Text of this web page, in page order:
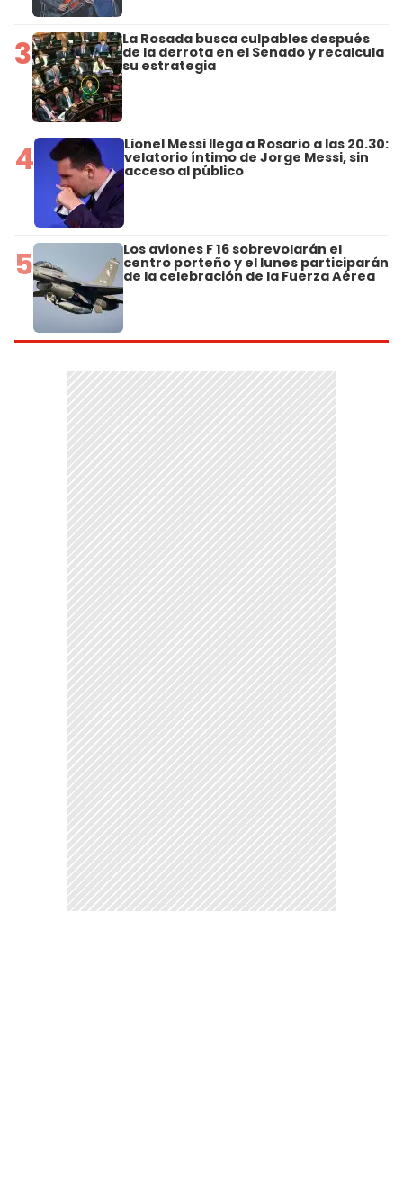
3 La Rosada busca culpables después
de la derrota en el Senado y recalcula
su estrategia
4 Lionel Messi llega a Rosario a las 20.30:
velatorio íntimo de Jorge Messi, sin
acceso al público
5 Los aviones F 16 sobrevolarán el
centro porteño y el lunes participarán
de la celebración de la Fuerza Aérea